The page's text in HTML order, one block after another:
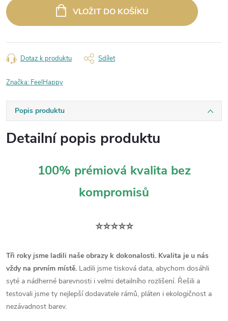
cena:
VLOŽIT DO KOŠÍKU
Dotaz k produktu Sdílet
Značka: FeelHappy
Popis produktu
Detailní popis produktu
100% prémiová kvalita bez
kompromisů
⭐⭐⭐⭐⭐
Tři roky jsme ladili naše obrazy k dokonalosti. Kvalita je u nás
vždy na prvním místě. Ladili jsme tisková data, abychom dosáhli
syté a nádherné barevnosti i velmi detailního rozlišení. Řešili a
testovali jsme ty nejlepší dodavatele rámů, pláten i ekologičnost a
nezávadnost barev.